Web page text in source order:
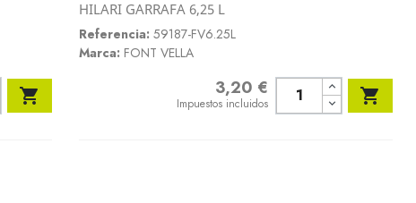

Vista rápida
HILARI GARRAFA 6,25 L
Referencia: 59187-FV6.25L
Marca: FONT VELLA
3,20 €
Impuestos incluidos 